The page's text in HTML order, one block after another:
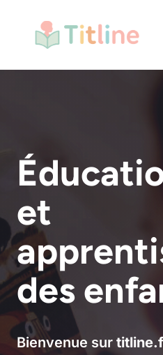
contenu
et
des
Bienvenue sur